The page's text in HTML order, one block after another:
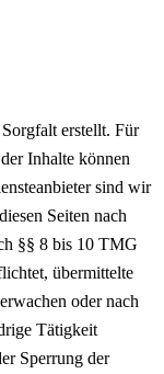
erstellt. Für
Inhalte können
sind wir
Seiten nach
§§ 8 bis 10 TMG
übermittelte
oder nach
Tätigkeit
Sperrung der